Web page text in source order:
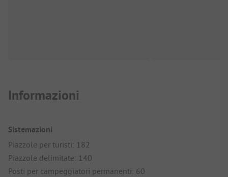
Informazioni
Sistemazioni
Piazzole per turisti: 182
Piazzole delimitate: 140
Posti per campeggiatori permanenti: 60